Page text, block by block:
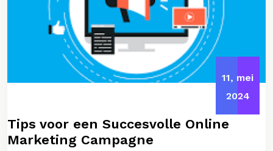
11, mei
2024
Tips voor een Succesvolle Online
Marketing Campagne